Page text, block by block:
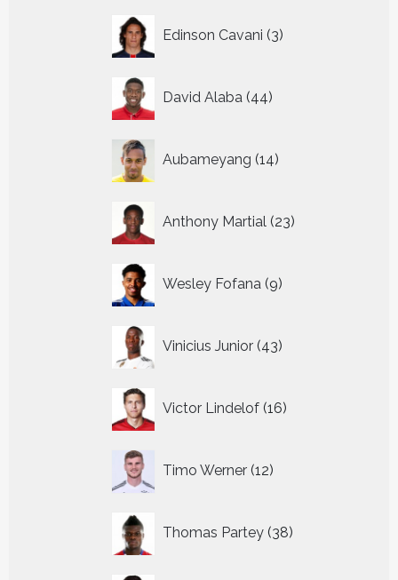
Edinson Cavani 3
producten
David Alaba 44
producten
Aubameyang 14
producten
Anthony Martial 23
producten
Wesley Fofana 9
producten
Vinicius Junior 43
producten
Victor Lindelof 16
producten
Timo Werner 12
producten
Thomas Partey 38
producten